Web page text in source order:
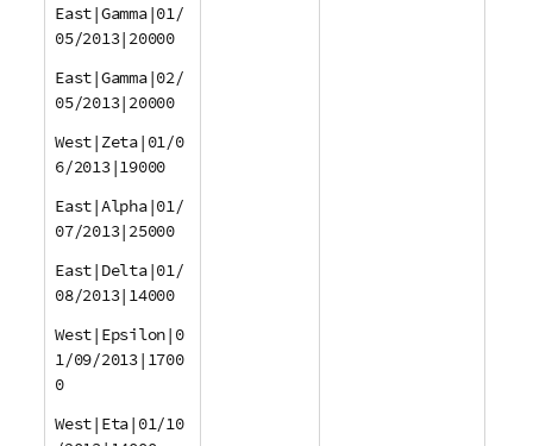
East|Gamma|01/
05/2013|20000
East|Gamma|02/
05/2013|20000
West|Zeta|01/0
6/2013|19000
East|Alpha|01/
07/2013|25000
East|Delta|01/
08/2013|14000
West|Epsilon|0
1/09/2013|1700
0
West|Eta|01/10